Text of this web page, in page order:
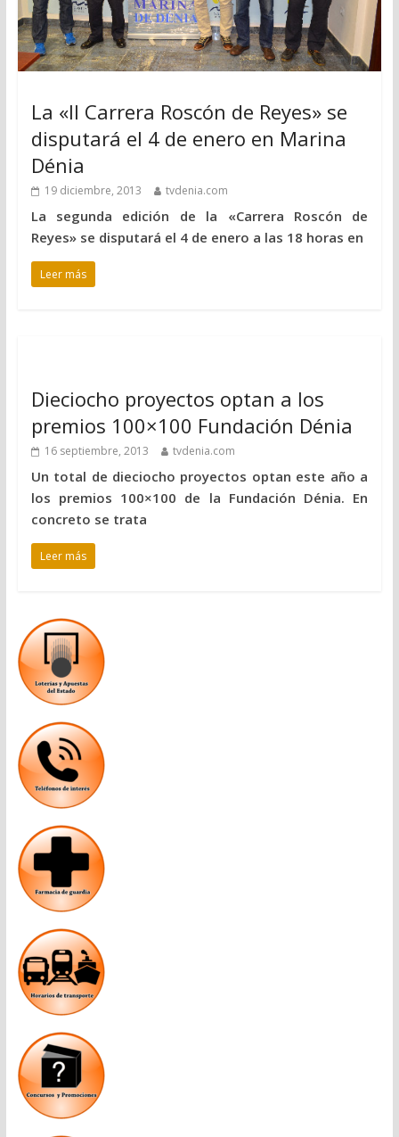
La «II Carrera Roscón de Reyes» se
disputará el 4 de enero en Marina
Dénia
19 diciembre, 2013 tvdenia.com
La segunda edición de la «Carrera Roscón de
Reyes» se disputará el 4 de enero a las 18 horas en
Leer más
Dieciocho proyectos optan a los
premios 100×100 Fundación Dénia
16 septiembre, 2013 tvdenia.com
Un total de dieciocho proyectos optan este año a
los premios 100×100 de la Fundación Dénia. En
concreto se trata
Leer más